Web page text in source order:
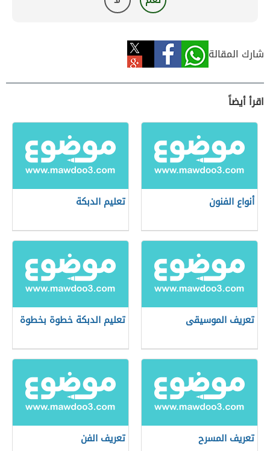
شارك المقالة
اقرأ أيضاً
أنواع الفنون تعليم الدبكة
تعريف الموسيقى تعليم الدبكة خطوة بخطوة
تعريف المسرح تعريف الفن